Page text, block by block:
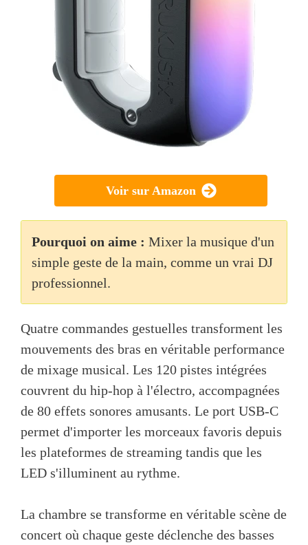
Voir sur Amazon
Pourquoi on aime : Mixer la musique d'un
simple geste de la main, comme un vrai DJ
professionnel.
Quatre commandes gestuelles transforment les
mouvements des bras en véritable performance
de mixage musical. Les 120 pistes intégrées
couvrent du hip-hop à l'électro, accompagnées
de 80 effets sonores amusants. Le port USB-C
permet d'importer les morceaux favoris depuis
les plateformes de streaming tandis que les
LED s'illuminent au rythme.
La chambre se transforme en véritable scène de
concert où chaque geste déclenche des basses